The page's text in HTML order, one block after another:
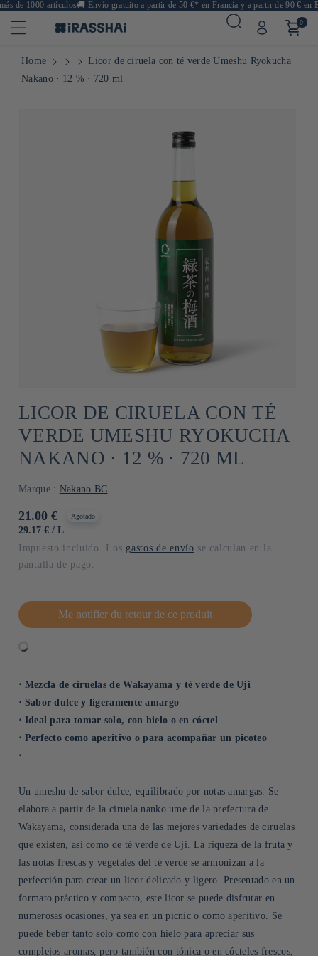
de 1000 artículos🚚Envío gratuito a partir de 50 €* en Francia y a partir de 90 € en
0
Home
Licor de ciruela con té verde Umeshu Ryokucha
Nakano ⋅ 12 % ⋅ 720 ml
LICOR DE CIRUELA CON TÉ
VERDE UMESHU RYOKUCHA
NAKANO ⋅ 12 % ⋅ 720 ML
Marque : Nakano BC
Precio
habitual
21.00 €
PRECIO
29.17 € / POR
L
Agotado
Impuesto incluido. Los gastos de envío se calculan en la
pantalla de pago.
Me notifier du retour de ce produit
⋅ Mezcla de ciruelas de Wakayama y té verde de Uji
⋅ Sabor dulce y ligeramente amargo
⋅ Ideal para tomar solo, con hielo o en cóctel
⋅ Perfecto como aperitivo o para acompañar un picoteo
⋅
Un umeshu de sabor dulce, equilibrado por notas amargas. Se
elabora a partir de la ciruela nanko ume de la prefectura de
Wakayama, considerada una de las mejores variedades de ciruelas
que existen, así como de té verde de Uji. La riqueza de la fruta y
las notas frescas y vegetales del té verde se armonizan a la
perfección para crear un licor delicado y ligero. Presentado en un
formato práctico y compacto, este licor se puede disfrutar en
numerosas ocasiones, ya sea en un picnic o como aperitivo. Se
puede beber tanto solo como con hielo para apreciar sus
complejos aromas, pero también con tónica o en cócteles frescos,